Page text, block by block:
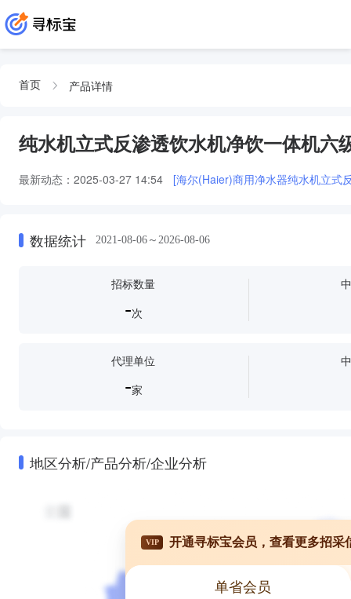
首页 产品详情
纯水机立式反渗透饮水机净饮一体机六
最新动态： 2025-03-27 14:54 [海尔(Haier)商用净水器纯水机立式
数据统计 2021-08-06～2026-08-06
招标数量
-次
代理单位
-家
地区分析/产品分析/企业分析
VIP 开通寻标宝会员，查看更多招采
单省会员